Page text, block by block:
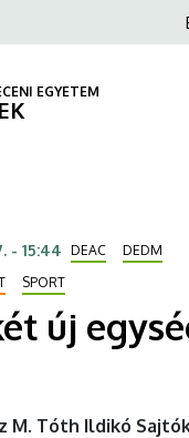
EGYETEM
- 15:44 DEAC
DEDM
SPORT
új
M. Tóth Ildikó